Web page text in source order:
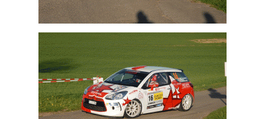
Pascal Bron